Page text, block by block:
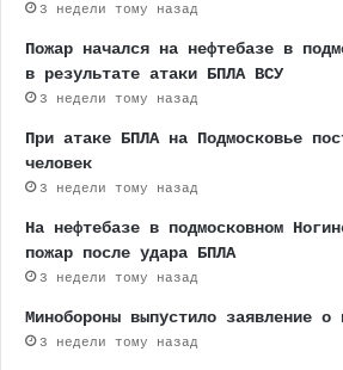
3 недели тому назад
Пожар начался на нефтебазе в
в результате атаки БПЛА ВСУ
3 недели тому назад
При атаке БПЛА на Подмосковье
человек
3 недели тому назад
На нефтебазе в подмосковном
пожар после удара БПЛА
3 недели тому назад
Минобороны выпустило заявление о
3 недели тому назад